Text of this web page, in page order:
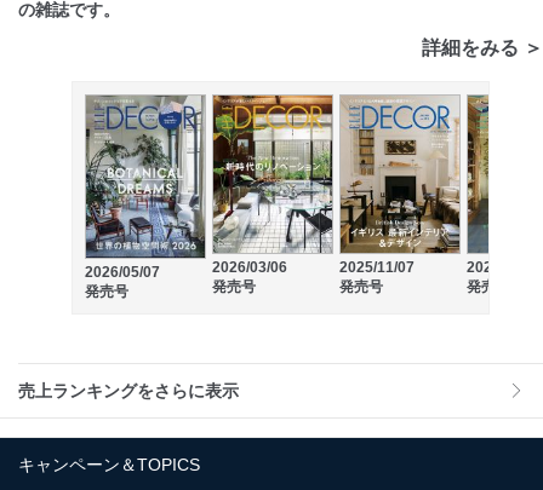
の雑誌です。
詳細をみる ＞
2026/05/07
発売号
2026/03/06
発売号
2025/11/07
発売号
2025/09/05
発売号
売上ランキングをさらに表示
キャンペーン＆TOPICS